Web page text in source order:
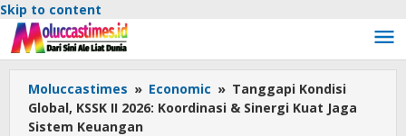
Skip to content
Moluccastimes » Economic » Tanggapi Kondisi
Global, KSSK II 2026: Koordinasi & Sinergi Kuat Jaga
Sistem Keuangan